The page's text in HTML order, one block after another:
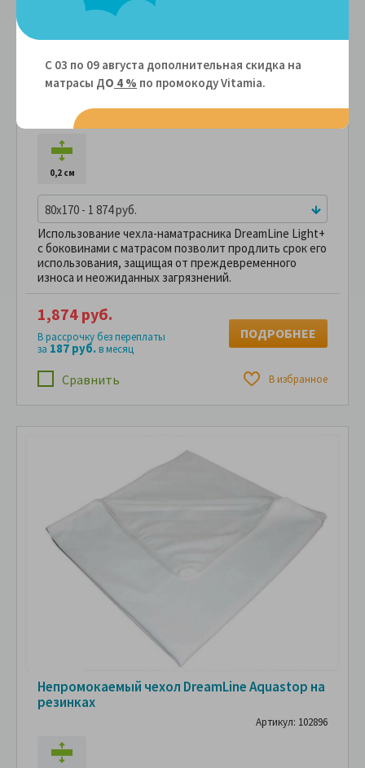
Защитный чехол DreamLine Light+ с
0,2 см
80x170 - 1 874 руб.
Использование чехла-наматрасника DreamLine Light+
с боковинами с матрасом позволит продлить срок его
использования, защищая от преждевременного
износа и неожиданных загрязнений.
Сравнить В избранное
1,874 руб.
В рассрочку без переплаты
за 187 руб.в месяц
ПОДРОБНЕЕ
Непромокаемый чехол DreamLine Aquastop на
резинках
Артикул: 102896
С 03 по 09 августа дополнительная скидка на
матрасы ДО 4 % по промокоду Vitamiа.